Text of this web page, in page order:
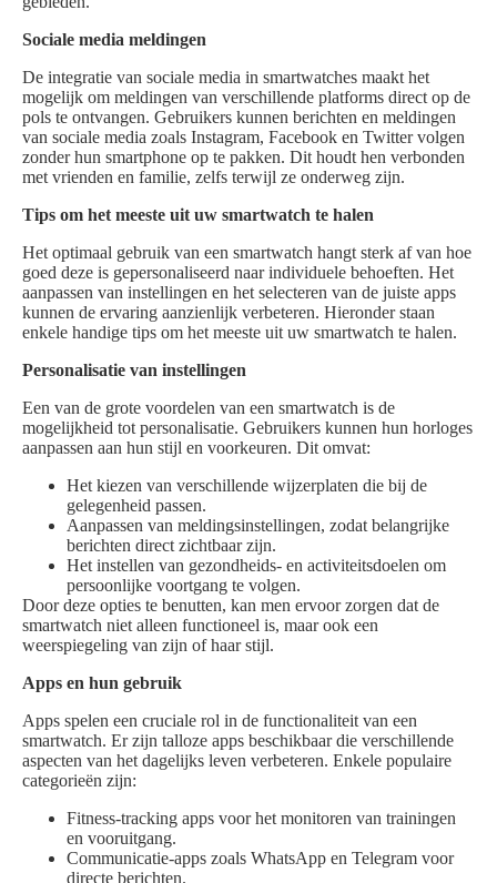
Sociale media meldingen
De integratie van sociale media in smartwatches maakt het
mogelijk om meldingen van verschillende platforms direct op de
pols te ontvangen. Gebruikers kunnen berichten en meldingen
van sociale media zoals Instagram, Facebook en Twitter volgen
zonder hun smartphone op te pakken. Dit houdt hen verbonden
met vrienden en familie, zelfs terwijl ze onderweg zijn.
Tips om het meeste uit uw smartwatch te halen
Het optimaal gebruik van een smartwatch hangt sterk af van hoe
goed deze is gepersonaliseerd naar individuele behoeften. Het
aanpassen van instellingen en het selecteren van de juiste apps
kunnen de ervaring aanzienlijk verbeteren. Hieronder staan
enkele handige tips om het meeste uit uw smartwatch te halen.
Personalisatie van instellingen
Een van de grote voordelen van een smartwatch is de
mogelijkheid tot personalisatie. Gebruikers kunnen hun horloges
aanpassen aan hun stijl en voorkeuren. Dit omvat:
Het kiezen van verschillende wijzerplaten die bij de
gelegenheid passen.
Aanpassen van meldingsinstellingen, zodat belangrijke
berichten direct zichtbaar zijn.
Het instellen van gezondheids- en activiteitsdoelen om
persoonlijke voortgang te volgen.
Door deze opties te benutten, kan men ervoor zorgen dat de
smartwatch niet alleen functioneel is, maar ook een
weerspiegeling van zijn of haar stijl.
Apps en hun gebruik
Apps spelen een cruciale rol in de functionaliteit van een
smartwatch. Er zijn talloze apps beschikbaar die verschillende
aspecten van het dagelijks leven verbeteren. Enkele populaire
categorieën zijn:
Fitness-tracking apps voor het monitoren van trainingen
en vooruitgang.
Communicatie-apps zoals WhatsApp en Telegram voor
directe berichten.